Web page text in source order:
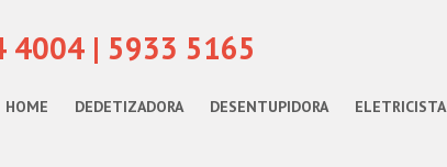
4004 | 5933 5165
HOME DEDETIZADORA DESENTUPIDORA ELETRICISTA